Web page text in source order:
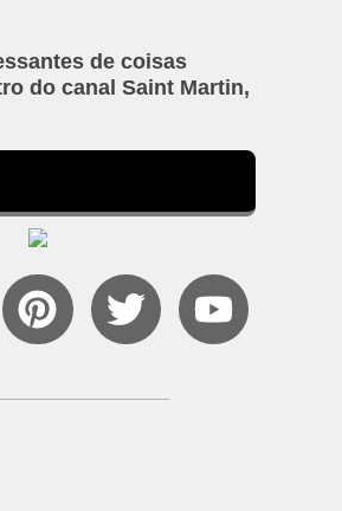
de coisas
do canal Saint Martin,